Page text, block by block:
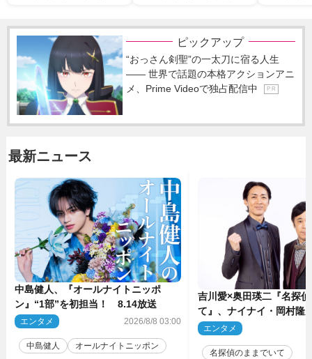
ピックアップ
“おっさん剣聖”の一太刀に宿る人生
―― 世界で話題の本格アクションアニ
メ、Prime Videoで独占配信中
P R
最新ニュース
中島健人、『オールナイトニッポ
ン』“1部”を初担当！ 8.14放送
エンタメ 2026/8/8 03:00
中島健人 オールナイトニッポン
吉川愛×奥田瑛二『名探
て』、ナイナイ・岡村隆
のゲスト出演が決定！
エンタメ
名探偵のままでいて